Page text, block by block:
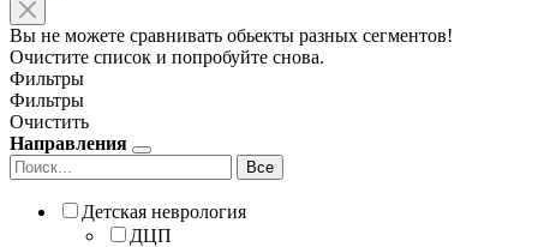
Вы не можете сравнивать обьекты разных сегментов!
Очистите список и попробуйте снова.
Фильтры
Фильтры
Очистить
Направления
Все
Детская неврология
ДЦП